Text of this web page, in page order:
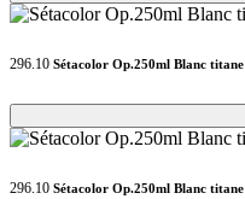
296.10 Sétacolor Op.250ml Blanc titane
Loading...
Loading...
296.10 Sétacolor Op.250ml Blanc titane